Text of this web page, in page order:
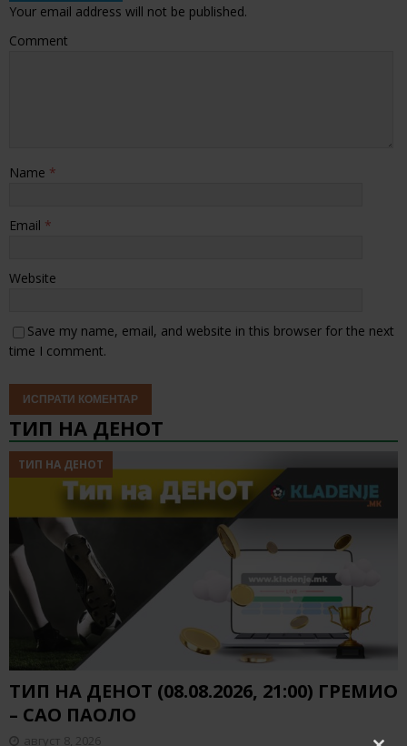
Your email address will not be published.
Comment
Name *
Email *
Website
Save my name, email, and website in this browser for the next
time I comment.
ТИП НА ДЕНОТ
ТИП НА ДЕНОТ
ТИП НА ДЕНОТ (08.08.2026, 21:00) ГРЕМИО
– САО ПАОЛО
август 8, 2026